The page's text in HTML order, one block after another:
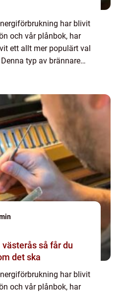
har blivit
och vår plånbok, har
ett allt mer populärt val
typ av brännare
så får du
det ska
har blivit
och vår plånbok, har